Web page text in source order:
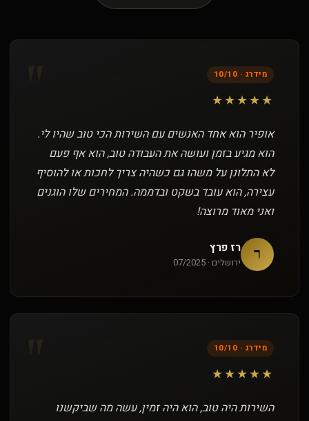
מידרג · 10/10
★★★★★
אופיר הוא אחד האנשים עם השירות הכי טוב שהיו לי.
הוא מגיע בזמן ועושה את העבודה טוב, הוא אף פעם
לא התלונן על משהו גם כשהיה צריך לחכות או להוסיף
עצירה, הוא עובד בשקט ובדממה. המחירים שלו הוגנים
ואני מאוד מרוצה!
ר רז פרץ
ירושלים · 07/2025
מידרג · 10/10
★★★★★
השירות היה טוב, הוא היה זמין, עשה מה שביקשנו